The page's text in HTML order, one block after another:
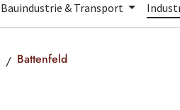
Bauindustrie & Transport
Battenfeld